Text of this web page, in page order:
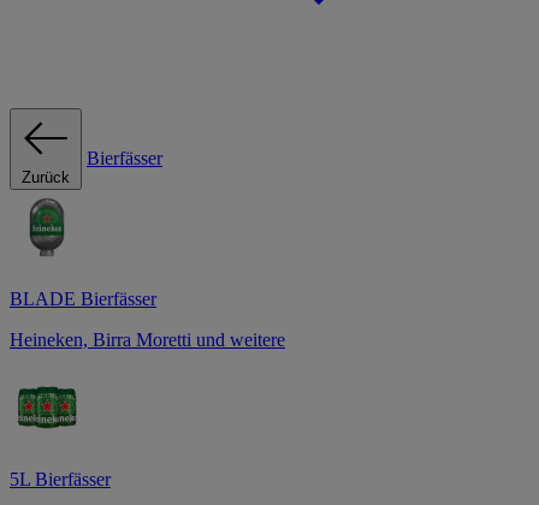
Zurück
Bierfässer
BLADE Bierfässer
Heineken, Birra Moretti und weitere
5L Bierfässer